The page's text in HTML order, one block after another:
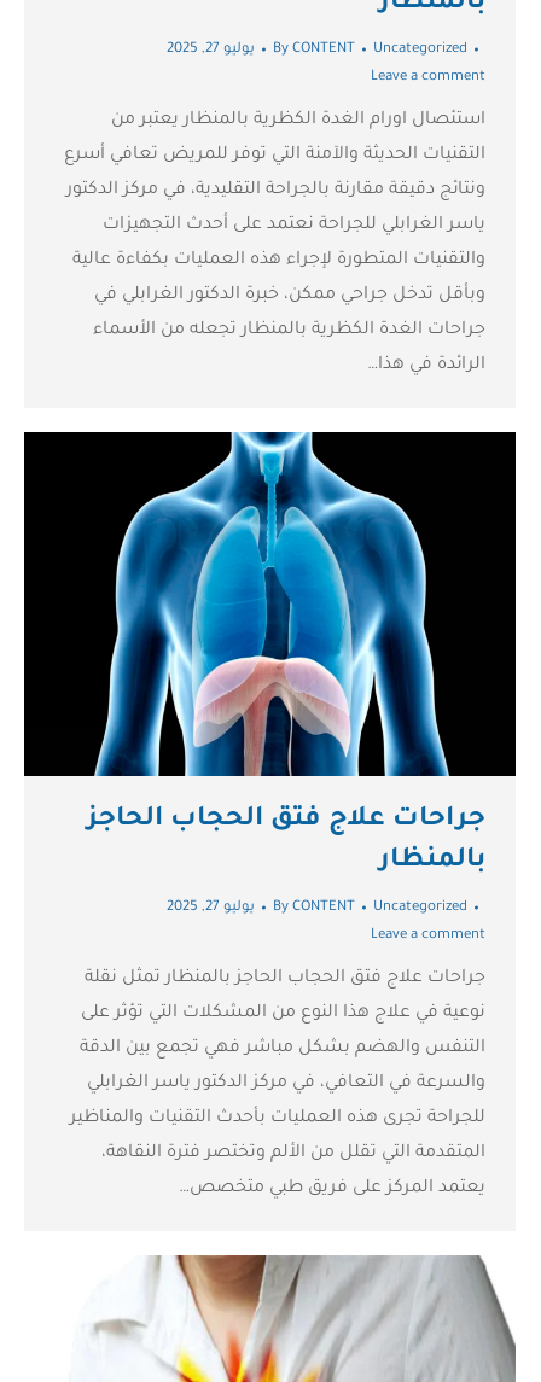
Uncategorized
By CONTENT
يوليو 27, 2025
Leave a comment
استئصال اورام الغدة الكظرية بالمنظار يعتبر من
التقنيات الحديثة والآمنة التي توفر للمريض تعافي أسرع
ونتائج دقيقة مقارنة بالجراحة التقليدية، في مركز الدكتور
ياسر الغرابلي للجراحة نعتمد على أحدث التجهيزات
والتقنيات المتطورة لإجراء هذه العمليات بكفاءة عالية
وبأقل تدخل جراحي ممكن، خبرة الدكتور الغرابلي في
جراحات الغدة الكظرية بالمنظار تجعله من الأسماء
الرائدة في هذا…
جراحات علاج فتق الحجاب الحاجز
بالمنظار
Uncategorized
By CONTENT
يوليو 27, 2025
Leave a comment
جراحات علاج فتق الحجاب الحاجز بالمنظار تمثل نقلة
نوعية في علاج هذا النوع من المشكلات التي تؤثر على
التنفس والهضم بشكل مباشر فهي تجمع بين الدقة
والسرعة في التعافي، في مركز الدكتور ياسر الغرابلي
للجراحة تجرى هذه العمليات بأحدث التقنيات والمناظير
المتقدمة التي تقلل من الألم وتختصر فترة النقاهة،
يعتمد المركز على فريق طبي متخصص…